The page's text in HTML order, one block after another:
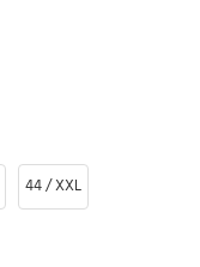
44 / XXL